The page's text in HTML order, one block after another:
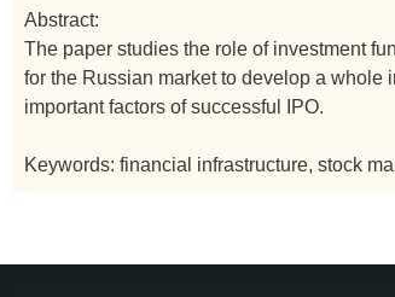
Abstract:
The paper studies the role of investment
for the Russian market to develop a whole
important factors of successful IPO.
Keywords: financial infrastructure, stock